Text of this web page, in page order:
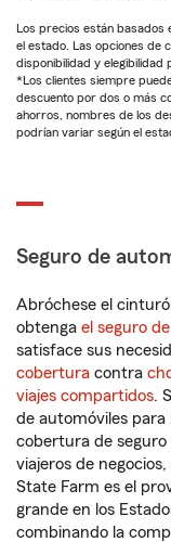
Los precios están basados
el estado. Las opciones de
disponibilidad y elegibilidad
*Los clientes siempre
descuento por dos o más
ahorros, nombres de los
podrían variar según el
Seguro de
Abróchese el
obtenga el seguro
satisface sus
cobertura contra
viajes compartidos.
de automóviles
cobertura de
viajeros de
State Farm es el
grande en los
combinando la